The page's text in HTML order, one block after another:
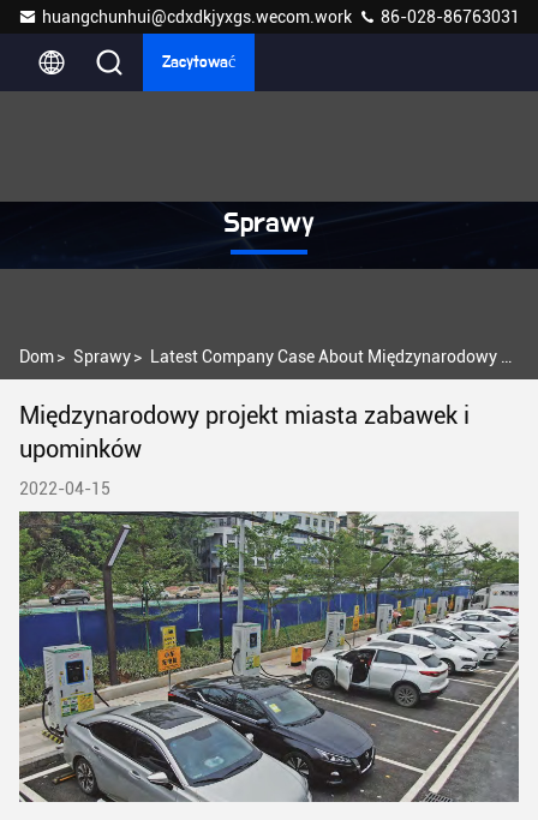
huangchunhui@cdxdkjyxgs.wecom.work 86-028-86763031
Zacytować
Sprawy
Dom> Sprawy>
Międzynarodowy projekt miasta zabawek i
upominków
2022-04-15